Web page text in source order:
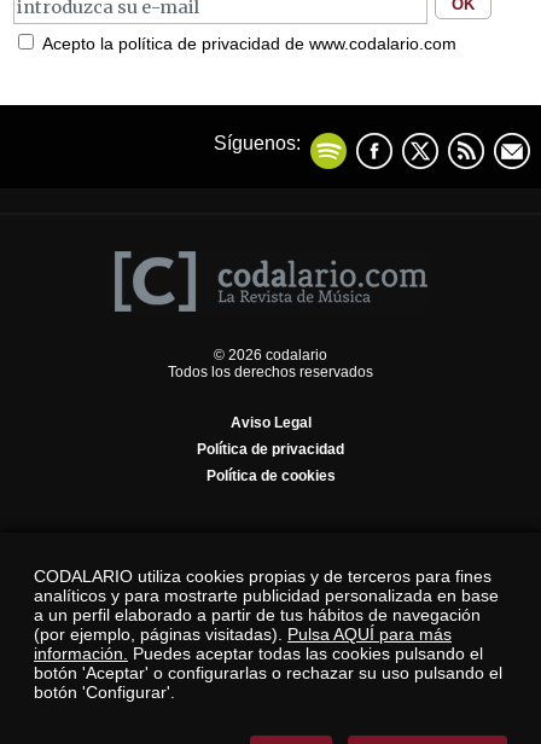
Acepto la política de privacidad de www.codalario.com
Síguenos:
© 2026 codalario
Todos los derechos reservados
Aviso Legal
Política de privacidad
Política de cookies
CODALARIO utiliza cookies propias y de terceros para fines
analíticos y para mostrarte publicidad personalizada en base
a un perfil elaborado a partir de tus hábitos de navegación
(por ejemplo, páginas visitadas). Pulsa AQUÍ para más
información.
Puedes aceptar todas las cookies pulsando el
botón 'Aceptar' o configurarlas o rechazar su uso pulsando el
botón 'Configurar'.